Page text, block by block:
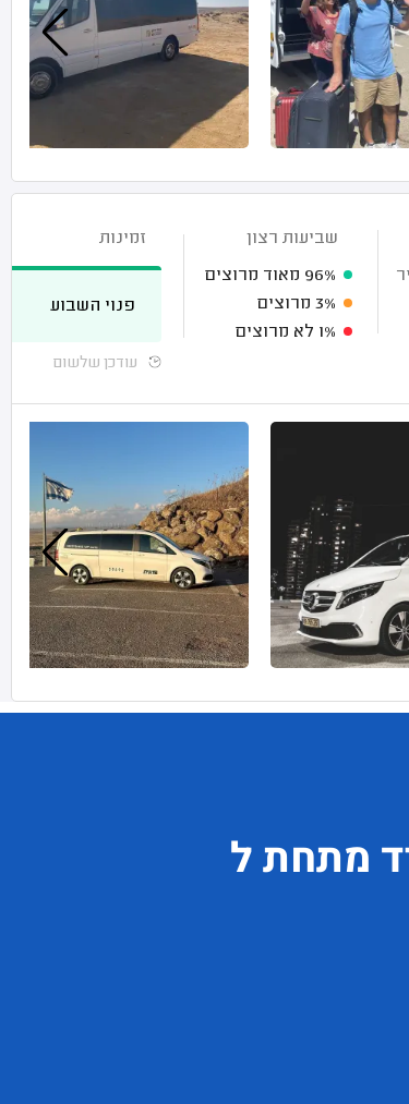
שביעות רצון
96% מאוד מרוצים
3% מרוצים
1% לא מרוצים
זמינות
פנוי השבוע
עודכן שלשום
מתחת ל